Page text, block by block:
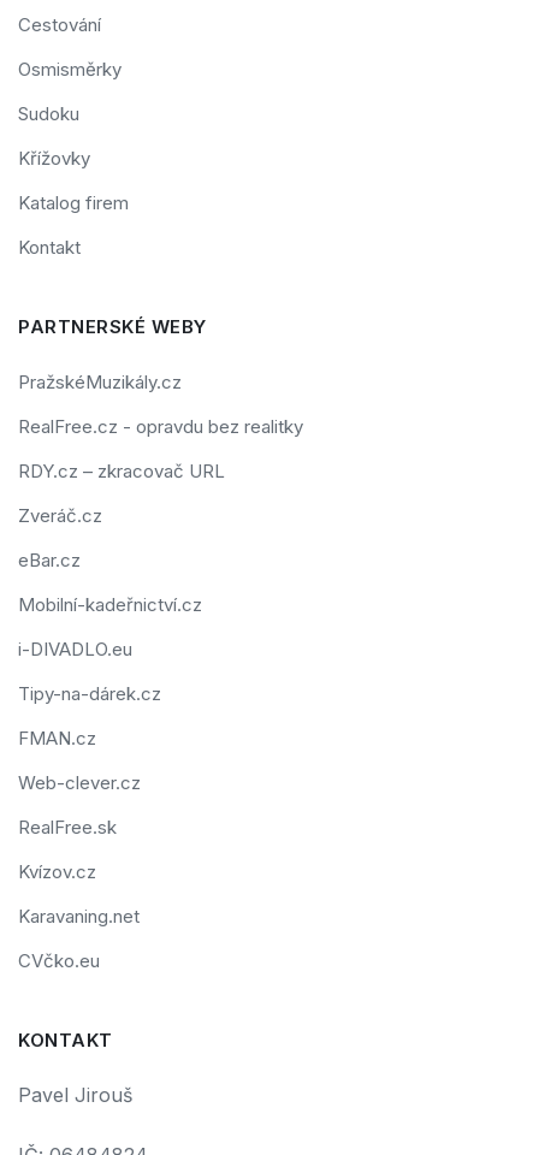
Cestování
Osmisměrky
Sudoku
Křížovky
Katalog firem
Kontakt
PARTNERSKÉ WEBY
PražskéMuzikály.cz
RealFree.cz - opravdu bez realitky
RDY.cz – zkracovač URL
Zveráč.cz
eBar.cz
Mobilní-kadeřnictví.cz
i-DIVADLO.eu
Tipy-na-dárek.cz
FMAN.cz
Web-clever.cz
RealFree.sk
Kvízov.cz
Karavaning.net
CVčko.eu
KONTAKT
Pavel Jirouš